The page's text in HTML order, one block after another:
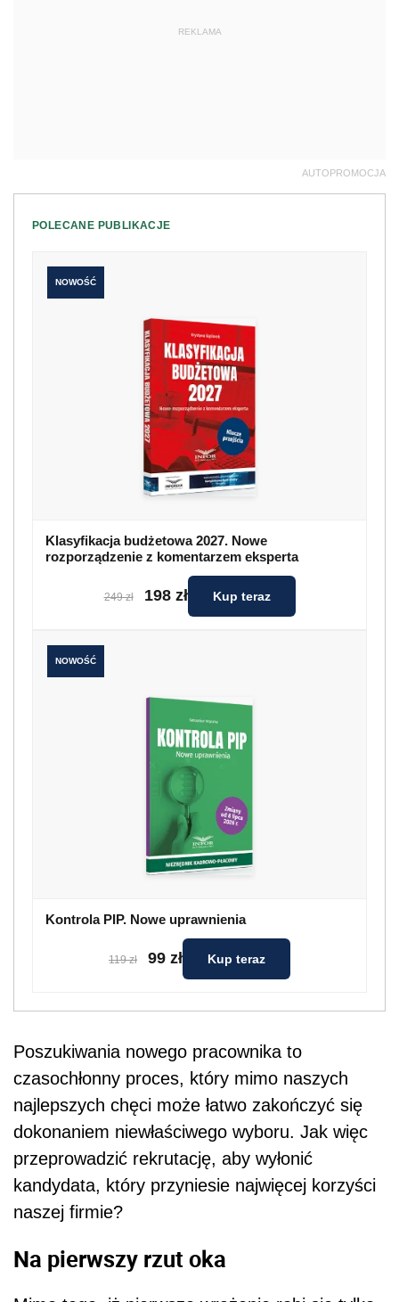
REKLAMA
AUTOPROMOCJA
POLECANE PUBLIKACJE
NOWOŚĆ
Klasyfikacja budżetowa 2027. Nowe
rozporządzenie z komentarzem eksperta
249 zł 198 zł Kup teraz
NOWOŚĆ
Kontrola PIP. Nowe uprawnienia
119 zł 99 zł Kup teraz
Poszukiwania nowego pracownika to
czasochłonny proces, który mimo naszych
najlepszych chęci może łatwo zakończyć się
dokonaniem niewłaściwego wyboru. Jak więc
przeprowadzić rekrutację, aby wyłonić
kandydata, który przyniesie najwięcej korzyści
naszej firmie?
Na pierwszy rzut oka